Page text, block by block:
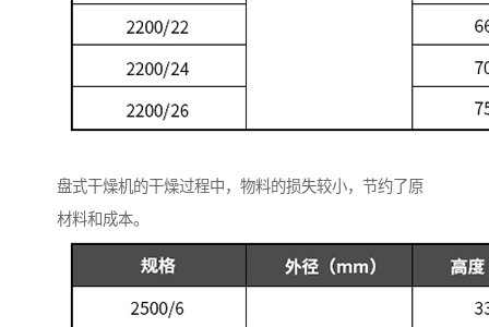
盘式干燥机的干燥过程中，物料的损失较小，节约了原
材料和成本。